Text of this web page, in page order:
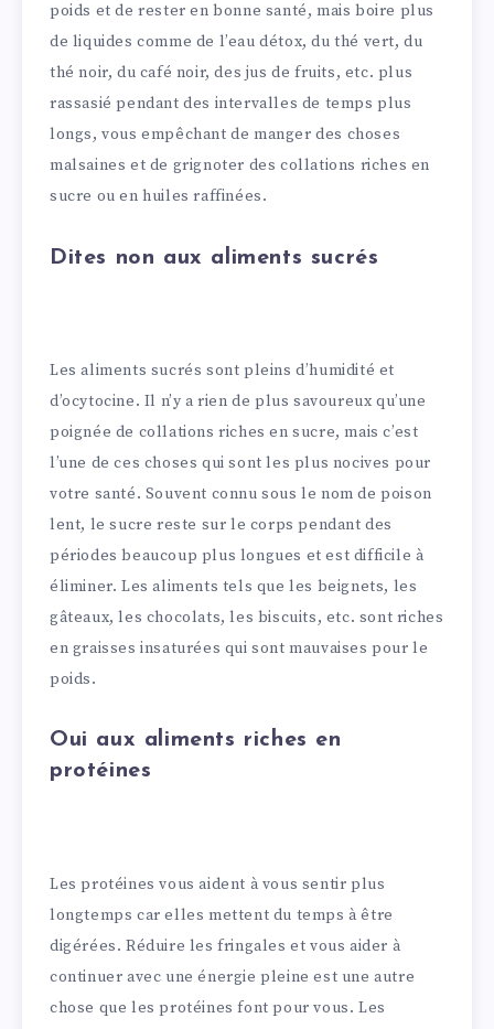
poids et de rester en bonne santé, mais boire plus
de liquides comme de l’eau détox, du thé vert, du
thé noir, du café noir, des jus de fruits, etc. plus
rassasié pendant des intervalles de temps plus
longs, vous empêchant de manger des choses
malsaines et de grignoter des collations riches en
sucre ou en huiles raffinées.
Dites non aux aliments sucrés
Les aliments sucrés sont pleins d’humidité et
d’ocytocine. Il n’y a rien de plus savoureux qu’une
poignée de collations riches en sucre, mais c’est
l’une de ces choses qui sont les plus nocives pour
votre santé. Souvent connu sous le nom de poison
lent, le sucre reste sur le corps pendant des
périodes beaucoup plus longues et est difficile à
éliminer. Les aliments tels que les beignets, les
gâteaux, les chocolats, les biscuits, etc. sont riches
en graisses insaturées qui sont mauvaises pour le
poids.
Oui aux aliments riches en
protéines
Les protéines vous aident à vous sentir plus
longtemps car elles mettent du temps à être
digérées. Réduire les fringales et vous aider à
continuer avec une énergie pleine est une autre
chose que les protéines font pour vous. Les